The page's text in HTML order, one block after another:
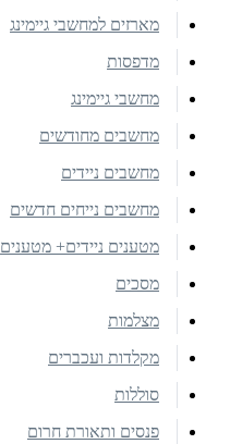
מארזים למחשבי גיימינג
מדפסות
מחשבי גיימינג
מחשבים מחודשים
מחשבים ניידים
מחשבים נייחים חדשים
מטענים ניידים+ מטענים
מסכים
מצלמות
מקלדות ועכברים
סוללות
פנסים ותאורת חרום